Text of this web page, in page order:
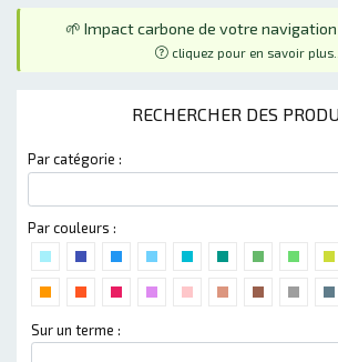
🌱 Impact carbone de votre navigation
cliquez pour en savoir plus...
RECHERCHER DES
Par catégorie :
Par couleurs :
Sur un terme :